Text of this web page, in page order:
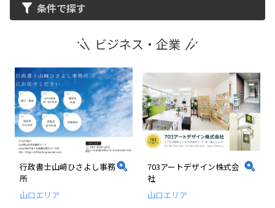
お得
新規登録の事業者の皆様
すでにご登録済み事業者の皆様
イベント情報の掲載はこちら
条件で探す
ビジネス・企業
行政書士山﨑ひさよし事務
所
山口エリア
703アートデザイン株式会
社
山口エリア